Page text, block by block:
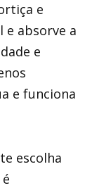
e
e absorve a
e
e funciona
escolha